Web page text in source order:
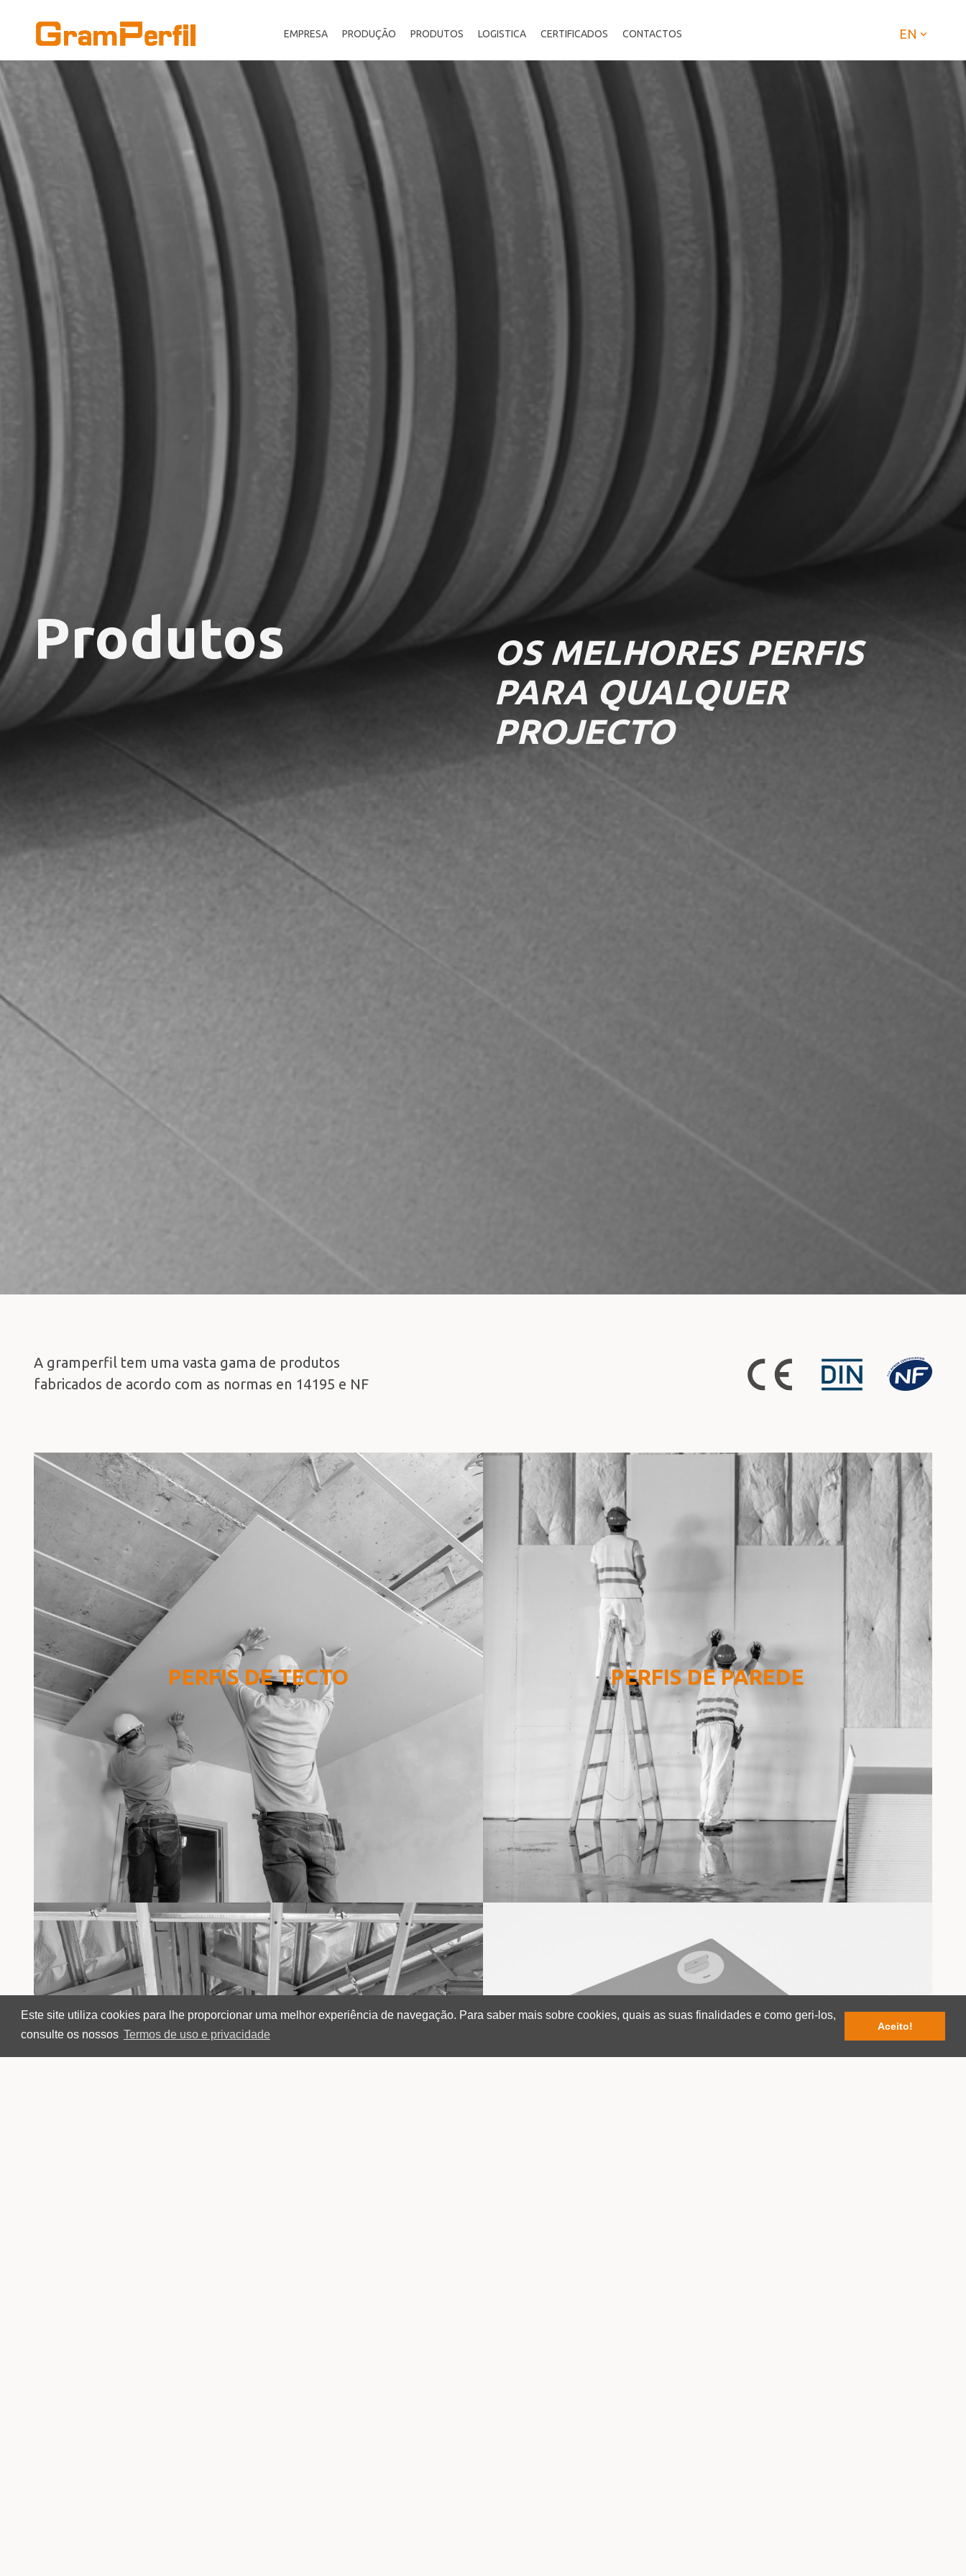
Este site utiliza cookies para lhe proporcionar uma melhor experiência de navegação. Para saber mais sobre cookies, quais as suas finalidades e como geri-los,
consulte os nossos Termos de uso e privacidade
Aceito!
EMPRESA PRODUÇÃO PRODUTOS LOGISTICA CERTIFICADOS CONTACTOS EN
Produtos
OS MELHORES PERFIS
PARA QUALQUER
PROJECTO
A gramperfil tem uma vasta gama de produtos
fabricados de acordo com as normas en 14195 e NF
PERFIS DE TECTO PERFIS DE PAREDE